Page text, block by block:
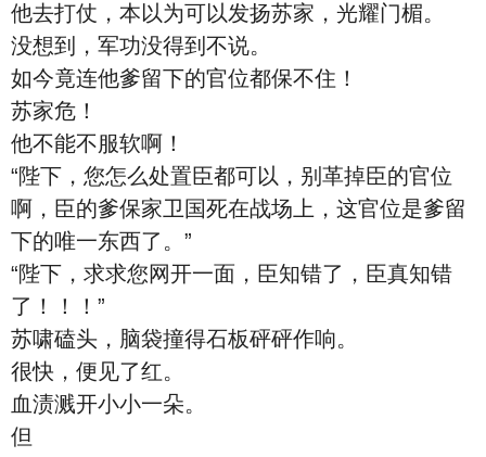
他去打仗，本以为可以发扬苏家，光耀门楣。
没想到，军功没得到不说。
如今竟连他爹留下的官位都保不住！
苏家危！
他不能不服软啊！
“陛下，您怎么处置臣都可以，别革掉臣的官位
啊，臣的爹保家卫国死在战场上，这官位是爹留
下的唯一东西了。”
“陛下，求求您网开一面，臣知错了，臣真知错
了！！！”
苏啸磕头，脑袋撞得石板砰砰作响。
很快，便见了红。
血渍溅开小小一朵。
但